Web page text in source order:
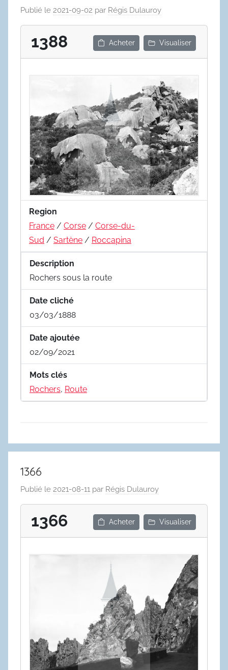
Publié le 2021-09-02 par Régis Dulauroy
1388 Acheter Visualiser
Region
France / Corse / Corse-du-
Sud / Sartène / Roccapina
Description
Rochers sous la route
Date cliché
03/03/1888
Date ajoutée
02/09/2021
Mots clés
Rochers, Route
1366
Publié le 2021-08-11 par Régis Dulauroy
1366 Acheter Visualiser